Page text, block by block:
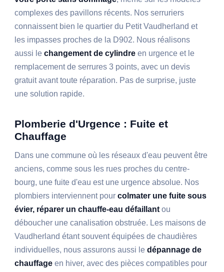
complexes des pavillons récents. Nos serruriers
connaissent bien le quartier du Petit Vaudherland et
les impasses proches de la D902. Nous réalisons
aussi lechangement de cylindre en urgence et le
remplacement de serrures 3 points, avec un devis
gratuit avant toute réparation. Pas de surprise, juste
une solution rapide.
Plomberie d'Urgence : Fuite et
Chauffage
Dans une commune où les réseaux d'eau peuvent être
anciens, comme sous les rues proches du centre-
bourg, une fuite d'eau est une urgence absolue. Nos
plombiers interviennent pourcolmater une fuite sous
évier, réparer un chauffe-eau défaillantou
déboucher une canalisation obstruée. Les maisons de
Vaudherland étant souvent équipées de chaudières
individuelles, nous assurons aussi ledépannage de
chauffage en hiver, avec des pièces compatibles pour